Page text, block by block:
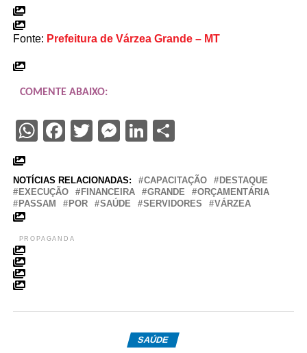
Fonte: Prefeitura de Várzea Grande – MT
COMENTE ABAIXO:
WhatsApp
Facebook
Twitter
Messenger
LinkedIn
NOTÍCIAS RELACIONADAS: CAPACITAÇÃO
DESTAQUE
EXECUÇÃO
FINANCEIRA GRANDE
ORÇAMENTÁRIA
PASSAM
POR SAÚDE SERVIDORES VÁRZEA
PROPAGANDA
SAÚDE